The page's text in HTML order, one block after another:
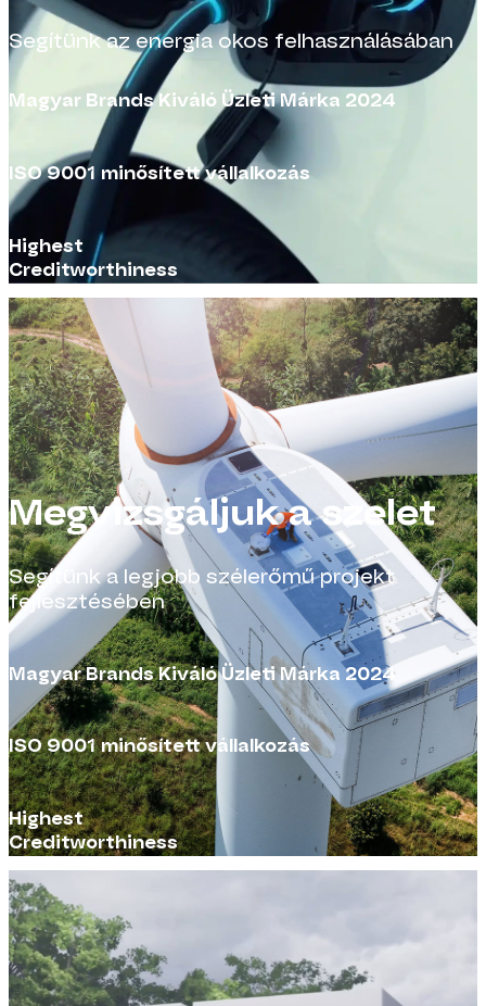
Segítünk az energia okos felhasználásában
Magyar Brands Kiváló Üzleti Márka 2024
ISO 9001 minősített vállalkozás
Highest
Creditworthiness
Megvizsgáljuk a szelet
Segítünk a legjobb szélerőmű projekt
fejlesztésében
Magyar Brands Kiváló Üzleti Márka 2024
ISO 9001 minősített vállalkozás
Highest
Creditworthiness